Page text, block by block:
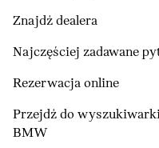
Znajdź dealera
Najczęściej zadawane
Rezerwacja online
Przejdź do
BMW